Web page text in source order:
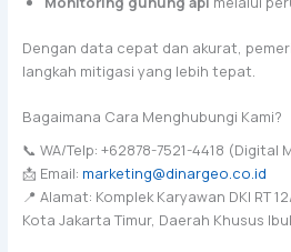
Dengan data cepat dan akurat,
langkah mitigasi yang lebih tepat.
Bagaimana Cara Menghubungi Kami?
📞 WA/Telp: +62878-7521-4418 (Digital
📩 Email: marketing@dinargeo.co.id
📍 Alamat: Komplek Karyawan DKI RT
Kota Jakarta Timur, Daerah Khusus